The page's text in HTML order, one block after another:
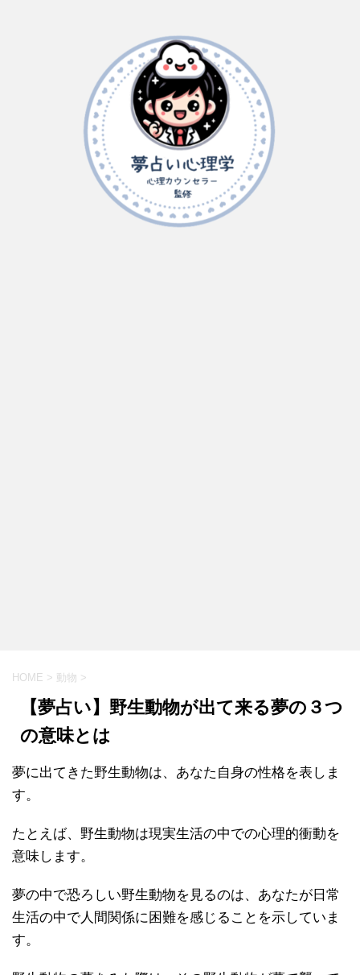
HOME > 動物 >
【夢占い】野生動物が出て来る夢の３つ
の意味とは
夢に出てきた野生動物は、あなた自身の性格を表しま
す。
たとえば、野生動物は現実生活の中での心理的衝動を
意味します。
夢の中で恐ろしい野生動物を見るのは、あなたが日常
生活の中で人間関係に困難を感じることを示していま
す。